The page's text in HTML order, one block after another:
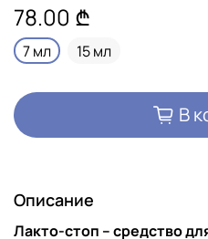
78.00 ₾
7 мл 15 мл
В
Описание
Лакто-стоп – средство